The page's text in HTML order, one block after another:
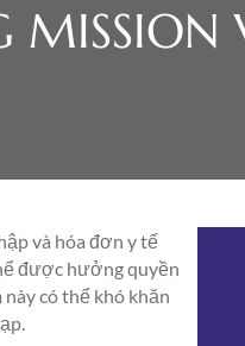
và hóa đơn y tế
được hưởng quyền
có thể khó khăn